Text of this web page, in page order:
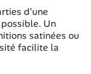
d'une
Un
satinées ou
facilite la